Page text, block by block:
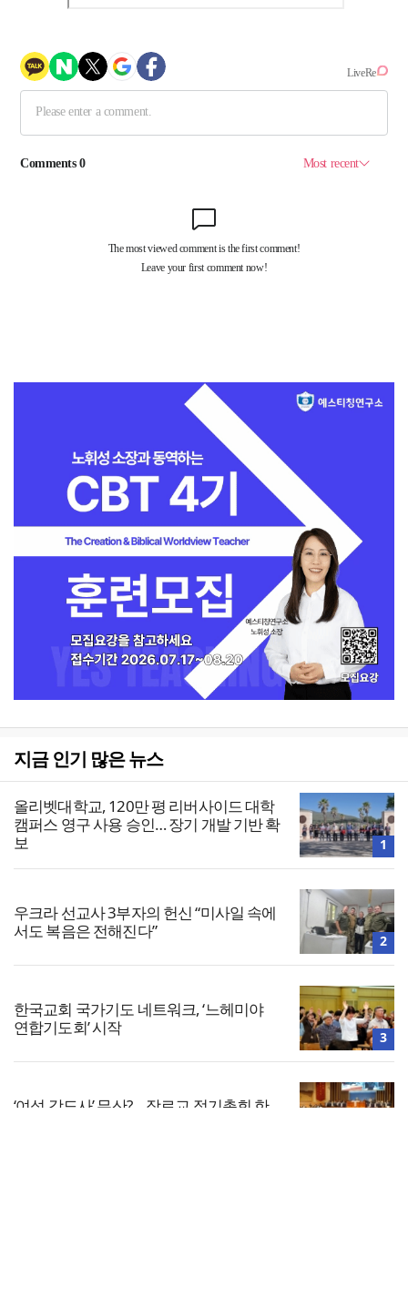
지금 인기 많은 뉴스
올리벳대학교, 120만 평 리버사이드 대학
캠퍼스 영구 사용 승인… 장기 개발 기반 확
보
1
우크라 선교사 3부자의 헌신 “미사일 속에
서도 복음은 전해진다”
2
한국교회 국가기도 네트워크, ‘느헤미야
연합기도회’ 시작
3
‘여성 강도사’ 무산?… 장로교 정기총회 한